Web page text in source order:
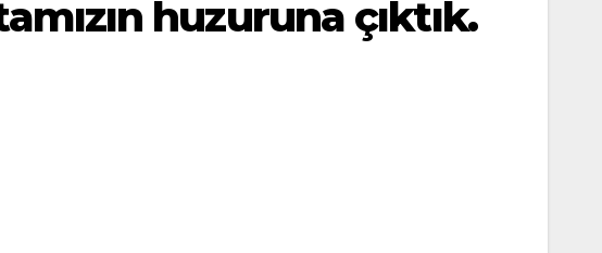
huzuruna çıktık.